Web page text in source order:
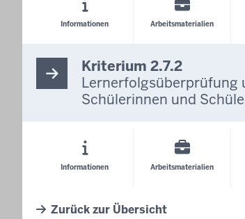
Informationen Arbeitsmaterialien
Kriterium 2.7.2
Lernerfolgsüberprüfung
Schülerinnen und
Informationen Arbeitsmaterialien
Zurück zur Übersicht